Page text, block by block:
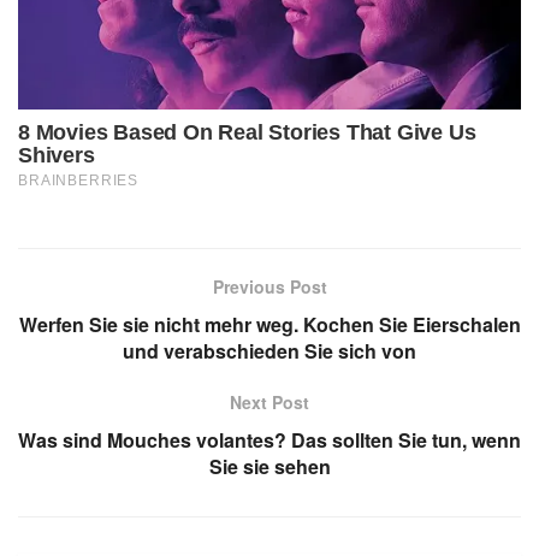
Previous Post
Werfen Sie sie nicht mehr weg. Kochen Sie Eierschalen
und verabschieden Sie sich von
Next Post
Was sind Mouches volantes? Das sollten Sie tun, wenn
Sie sie sehen